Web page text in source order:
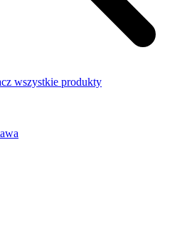
wszystkie produkty